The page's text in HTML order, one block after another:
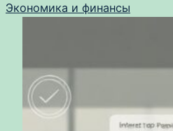
Экономика и финансы